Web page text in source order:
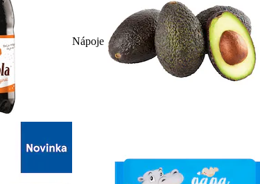
Nápoje